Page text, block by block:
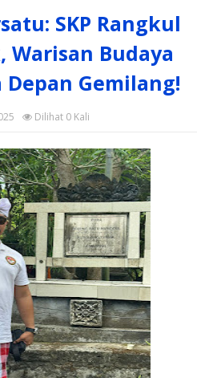
SKP Rangkul
Warisan Budaya
Depan Gemilang!
Dilihat 0 Kali